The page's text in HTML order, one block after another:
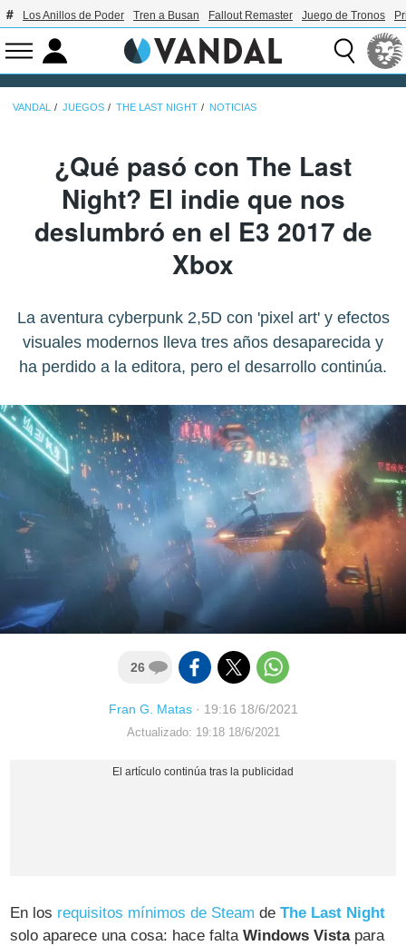
Los Anillos de Poder Tren a Busan Fallout Remaster Juego de Tronos
VANDAL JUEGOS THE LAST NIGHT NOTICIAS
¿Qué pasó con The Last
Night? El indie que nos
deslumbró en el E3 2017 de
Xbox
La aventura cyberpunk 2,5D con 'pixel art' y efectos
visuales modernos lleva tres años desaparecida y
ha perdido a la editora, pero el desarrollo continúa.
26
Fran G. Matas· 19:16 18/6/2021
Actualizado: 19:18 18/6/2021
En los requisitos mínimos de Steam deThe Last Night
solo aparece una cosa: hace faltaWindows Vistapara